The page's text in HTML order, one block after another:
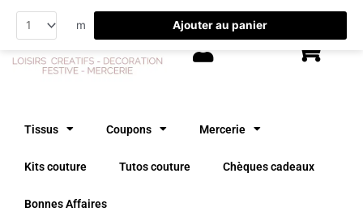
contenu
Tissus Coupons Mercerie
Kits couture Tutos couture Chèques cadeaux
Bonnes Affaires
m Ajouter au panier